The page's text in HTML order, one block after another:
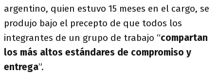
argentino, quien estuvo 15 meses en el cargo, se
produjo bajo el precepto de que todos los
integrantes de un grupo de trabajo “compartan
los más altos estándares de compromiso y
entrega”.